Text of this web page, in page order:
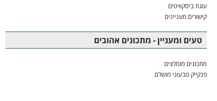
עוגת ביסקוויטים
קישורים מעניינים
טעים ומעניין - מתכונים אהובים
מתכונים מומלצים
פנקייק טבעוני מושלם